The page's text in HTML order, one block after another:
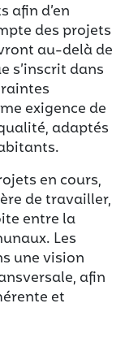
afin d’en
des projets
au-delà de
s’inscrit dans
exigence de
adaptés
en cours,
de travailler,
entre la
Les
une vision
afin
et